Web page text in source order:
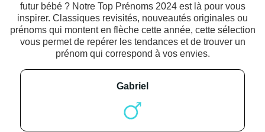
futur bébé ? Notre Top Prénoms 2024 est là pour vous
inspirer. Classiques revisités, nouveautés originales ou
prénoms qui montent en flèche cette année, cette sélection
vous permet de repérer les tendances et de trouver un
prénom qui correspond à vos envies.
gabriel